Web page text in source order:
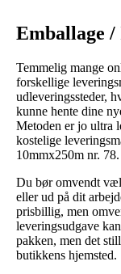
Emballage
Temmelig mange
forskellige
udleveringssteder,
kunne hente dine
Metoden er jo ultra
kostelige
10mmx250m nr. 78.
Du bør omvendt
eller ud på dit
prisbillig, men
leveringsudgave
pakken, men det
butikkens hjemsted.